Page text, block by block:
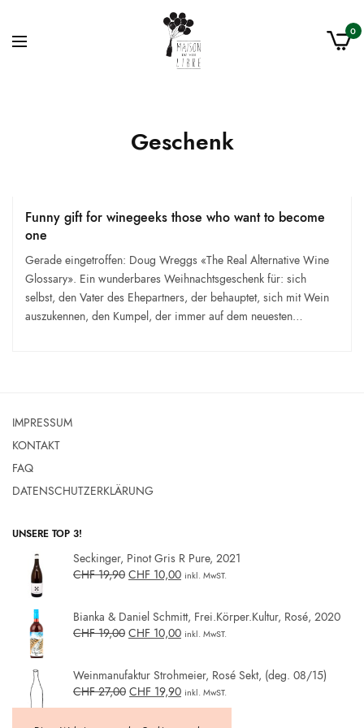
0
Geschenk
Funny gift for winegeeks those who want to become
one
Gerade eingetroffen: Doug Wreggs «The Real Alternative Wine
Glossary». Ein wunderbares Weihnachtsgeschenk für: sich
selbst, den Vater des Ehepartners, der behauptet, sich mit Wein
auszukennen, den Kumpel, der immer auf dem neuesten…
IMPRESSUM
KONTAKT
FAQ
DATENSCHUTZERKLÄRUNG
UNSERE TOP 3!
Seckinger, Pinot Gris R Pure, 2021
CHF19,90 CHF 10,00 inkl. MwST.
Bianka & Daniel Schmitt, Frei.Körper.Kultur, Rosé, 2020
CHF19,00 CHF 10,00 inkl. MwST.
Weinmanufaktur Strohmeier, Rosé Sekt, (deg. 08/15)
CHF27,00 CHF 19,90 inkl. MwST.